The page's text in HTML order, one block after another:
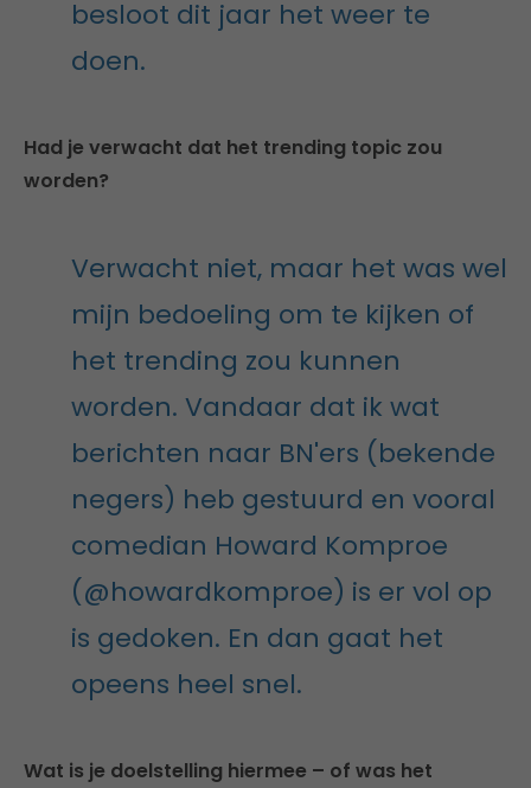
besloot dit jaar het weer te
doen.
Had je verwacht dat het trending topic zou
worden?
Verwacht niet, maar het was wel
mijn bedoeling om te kijken of
het trending zou kunnen
worden. Vandaar dat ik wat
berichten naar BN'ers (bekende
negers) heb gestuurd en vooral
comedian Howard Komproe
(@howardkomproe) is er vol op
is gedoken. En dan gaat het
opeens heel snel.
Wat is je doelstelling hiermee – of was het